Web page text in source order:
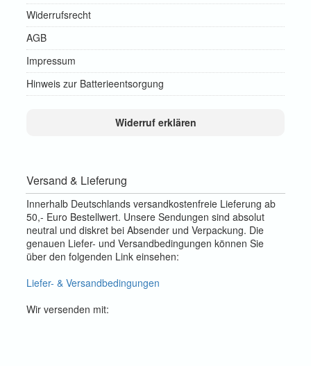
Widerrufsrecht
AGB
Impressum
Hinweis zur Batterieentsorgung
Widerruf erklären
Versand & Lieferung
Innerhalb Deutschlands versandkostenfreie Lieferung ab
50,- Euro Bestellwert. Unsere Sendungen sind absolut
neutral und diskret bei Absender und Verpackung. Die
genauen Liefer- und Versandbedingungen können Sie
über den folgenden Link einsehen:
Liefer- & Versandbedingungen
Wir versenden mit: